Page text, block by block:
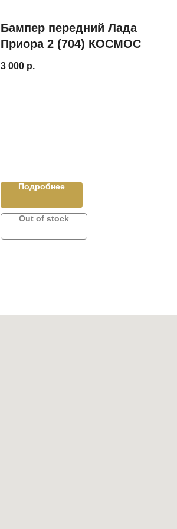
Бампер передний Лада
Приора 2 (704) КОСМОС
3 000 р.
Подробнее
Out of stock